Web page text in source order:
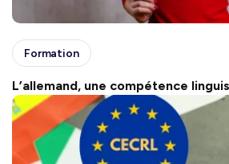
Formation
L’allemand, une compétence